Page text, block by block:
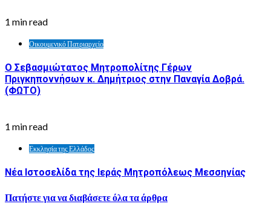
1 min read
Οικουμενικό Πατριαρχείο
Ο Σεβασμιώτατος Μητροπολίτης Γέρων
Πριγκηποννήσων κ. Δημήτριος στην Παναγία Δοβρά.
(ΦΩΤΟ)
1 min read
Εκκλησία της Ελλάδος
Νέα Ιστοσελίδα της Ιεράς Μητροπόλεως Μεσσηνίας
Πατήστε για να διαβάσετε όλα τα άρθρα